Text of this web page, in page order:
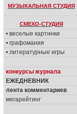
МУЗЫКАЛЬНАЯ СТУДИЯ
СМЕХО-СТУДИЯ
• веселые картинки
• графомания
• литературные игры
конкурсы журнала
ЕЖЕДНЕВНИК
лента комментариев
мегарейтинг